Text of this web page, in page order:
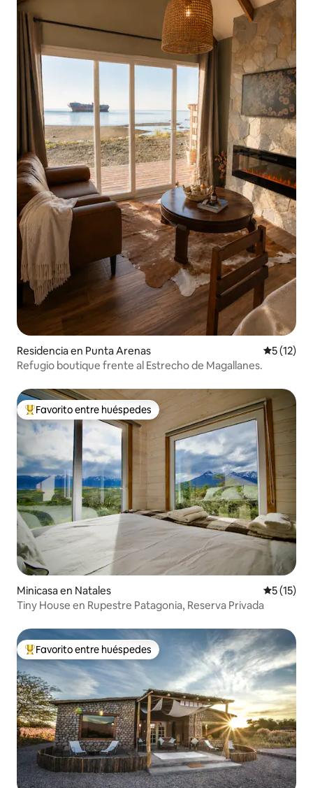
Residencia en Punta Arenas
5 (12)
Refugio boutique frente al Estrecho de Magallanes.
De los mejores en Favorito entre huéspedes
Favorito entre huéspedes
Minicasa en Natales
5 (15)
Tiny House en Rupestre Patagonia, Reserva Privada
De los mejores en Favorito entre huéspedes
Favorito entre huéspedes